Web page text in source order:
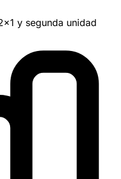
y segunda unidad